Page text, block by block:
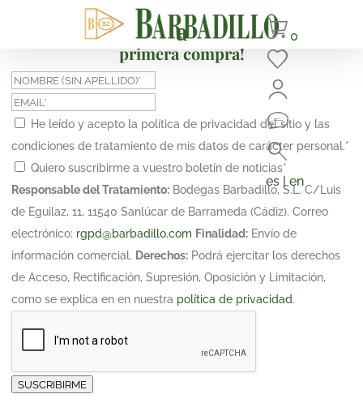
¡Suscríbete y obtén un 10% de descuento en tu
primera compra!
He leído y acepto la política de privacidad del sitio y las
condiciones de tratamiento de mis datos de carácter personal.*
Quiero suscribirme a vuestro boletín de noticias*
Responsable del Tratamiento: Bodegas Barbadillo, S.L. C/Luis
de Eguilaz, 11, 11540 Sanlúcar de Barrameda (Cádiz). Correo
electrónico: rgpd@barbadillo.com Finalidad: Envío de
información comercial. Derechos: Podrá ejercitar los derechos
de Acceso, Rectificación, Supresión, Oposición y Limitación,
como se explica en en nuestra política de privacidad.
SUSCRIBIRME
0
es |en